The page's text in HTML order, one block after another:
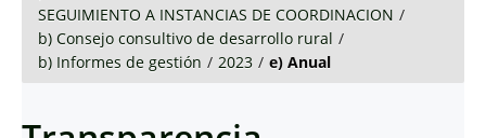
SEGUIMIENTO A INSTANCIAS DE COORDINACION /
b) Consejo consultivo de desarrollo rural /
b) Informes de gestión / 2023 / e) Anual